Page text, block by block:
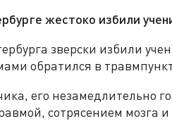
жестоко избили
зверски избили
обратился в
его незамедлительно
сотрясением мозга